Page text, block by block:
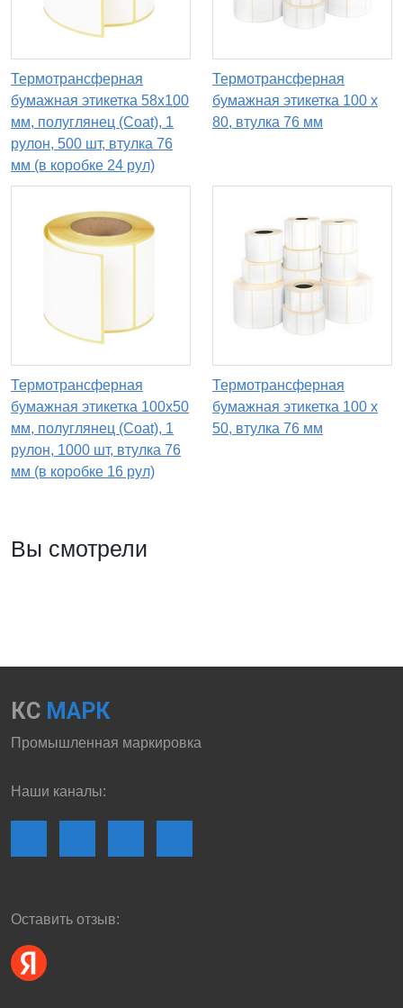
Термотрансферная
бумажная этикетка 58х100
мм, полуглянец (Coat), 1
рулон, 500 шт, втулка 76
мм (в коробке 24 рул)
Термотрансферная
бумажная этикетка 100 х
80, втулка 76 мм
Термотрансферная
бумажная этикетка 100х50
мм, полуглянец (Coat), 1
рулон, 1000 шт, втулка 76
мм (в коробке 16 рул)
Термотрансферная
бумажная этикетка 100 х
50, втулка 76 мм
Вы смотрели
КС МАРК
Промышленная маркировка
Наши каналы:
Оставить отзыв: